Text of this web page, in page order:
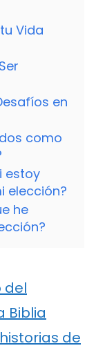
Vida
en
como
estoy
elección?
he
del
Biblia
de